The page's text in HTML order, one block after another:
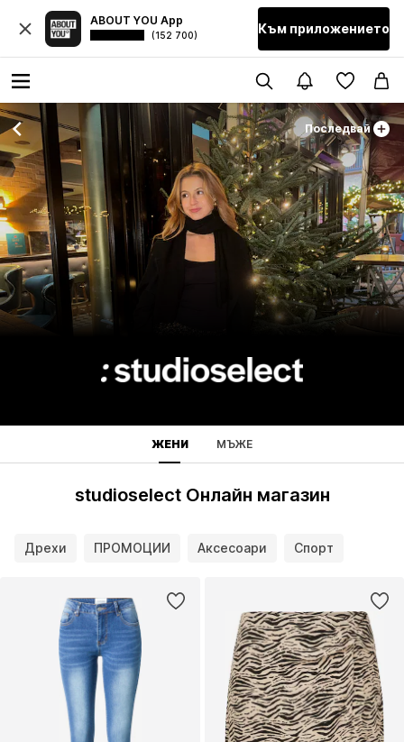
ABOUT YOU App
(152 700) Към приложението
Последвай
ЖЕНИ МЪЖЕ
studioselect Онлайн магазин
Дрехи ПРОМОЦИИ Аксесоари Спорт